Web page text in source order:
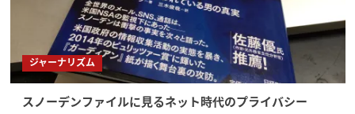
ジャーナリズム
スノーデンファイルに見るネット時代のプライバシー